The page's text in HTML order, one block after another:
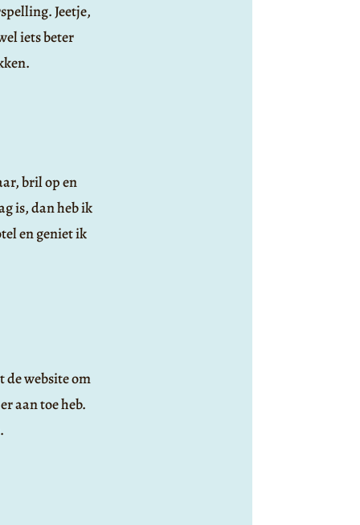
Jeetje,
iets beter
bril op en
is, dan heb ik
en geniet ik
de website om
aan toe heb.